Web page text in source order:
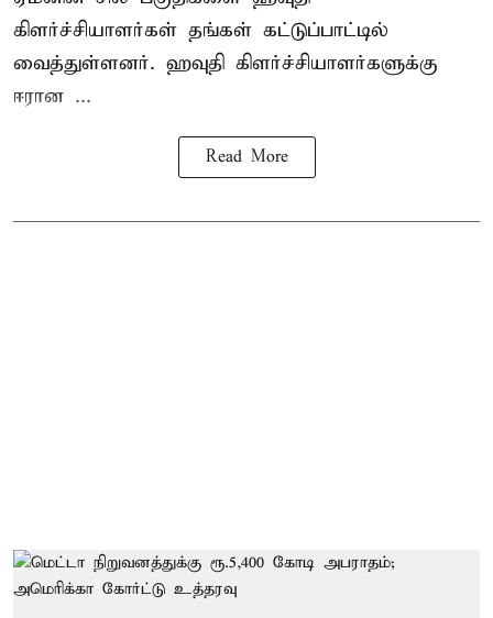
கிளர்ச்சியாளர்கள் தங்கள் கட்டுப்பாட்டில்
வைத்துள்ளனர். ஹவுதி கிளர்ச்சியாளர்களுக்கு
ஈரான ...
Read More